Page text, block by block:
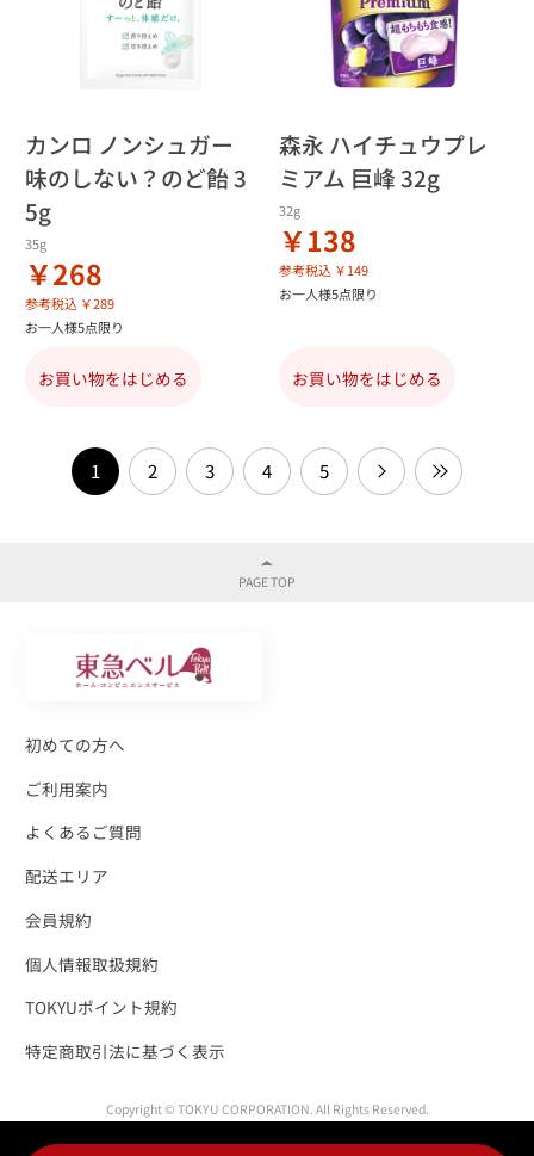
カンロ ノンシュガー
味のしない？のど飴 3
5g
35g
￥268
参考税込 ￥289
お一人様5点限り
お買い物をはじめる
森永 ハイチュウプレ
ミアム 巨峰 32g
32g
￥138
参考税込 ￥149
お一人様5点限り
お買い物をはじめる
1 2 3 4 5
初めての方へ
ご利用案内
よくあるご質問
配送エリア
会員規約
個人情報取扱規約
TOKYUポイント規約
特定商取引法に基づく表示
Copyright © TOKYU CORPORATION. All Rights Reserved.